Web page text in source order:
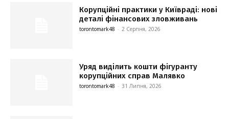
Корупційні практики у Київраді: нові
деталі фінансових зловживань
torontomark48 - 2 Серпня, 2026
Уряд виділить кошти фігуранту
корупційних справ Малявко
torontomark48 - 31 Липня, 2026